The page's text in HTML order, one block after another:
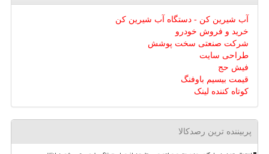
آب شیرین کن - دستگاه آب شیرین کن
خرید و فروش خودرو
شرکت صنعتی سخت پوشش
طراحی سایت
فیش حج
قیمت بیسیم باوفنگ
کوتاه کننده لینک
پربیننده ترین رصدکالا